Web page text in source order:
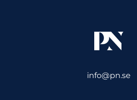
info@pn.se